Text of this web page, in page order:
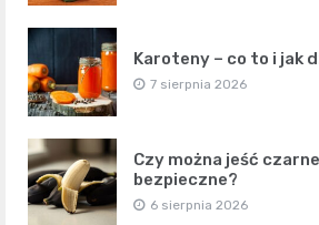
Karoteny – co to i jak
7 sierpnia 2026
Czy można jeść
bezpieczne?
6 sierpnia 2026